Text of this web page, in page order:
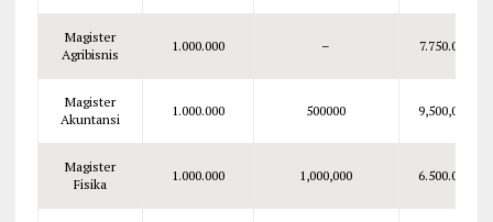
Magister
Agribisnis
1.000.000 – 7.750.000
Magister
Akuntansi
1.000.000 500000 9,500,000
Magister
Fisika
1.000.000 1,000,000 6.500.000